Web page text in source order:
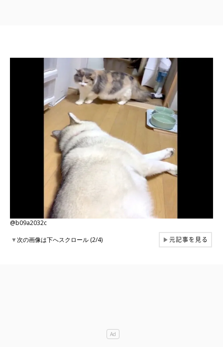
@b09a2032c
▼次の画像は下へスクロール (2/4) ▶元記事を見る